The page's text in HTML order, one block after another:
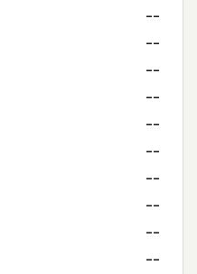
--
--
--
--
--
--
--
--
--
--